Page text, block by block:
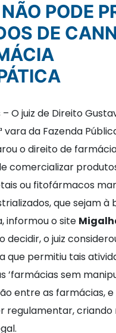
DE
O juiz de Direito
vara da Fazenda
o direito de
comercializar
ou fitofármacos
que sejam à
informou o site
decidir, o juiz
que permitiu tais
’farmácias sem
entre as farmácias,
regulamentar, criando